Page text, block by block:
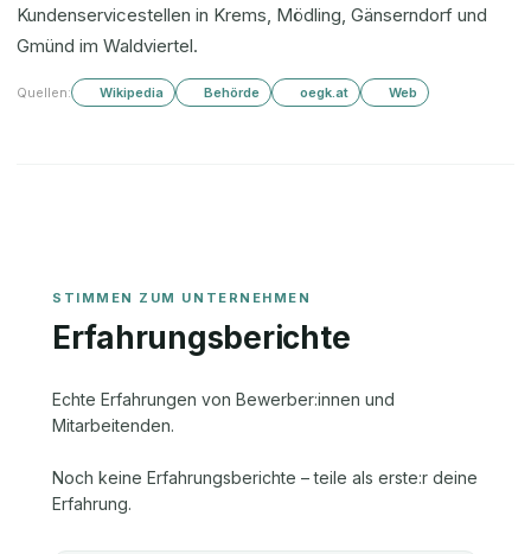
Kundenservicestellen in Krems, Mödling, Gänserndorf und
Gmünd im Waldviertel.
Quellen: Wikipedia Behörde oegk.at Web
Erfahrungsberichte
Echte Erfahrungen von Bewerber:innen und
Mitarbeitenden.
Noch keine Erfahrungsberichte – teile als erste:r deine
Erfahrung.